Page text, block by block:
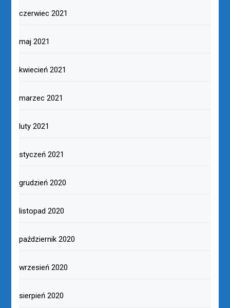
czerwiec 2021
maj 2021
kwiecień 2021
marzec 2021
luty 2021
styczeń 2021
grudzień 2020
listopad 2020
październik 2020
wrzesień 2020
sierpień 2020